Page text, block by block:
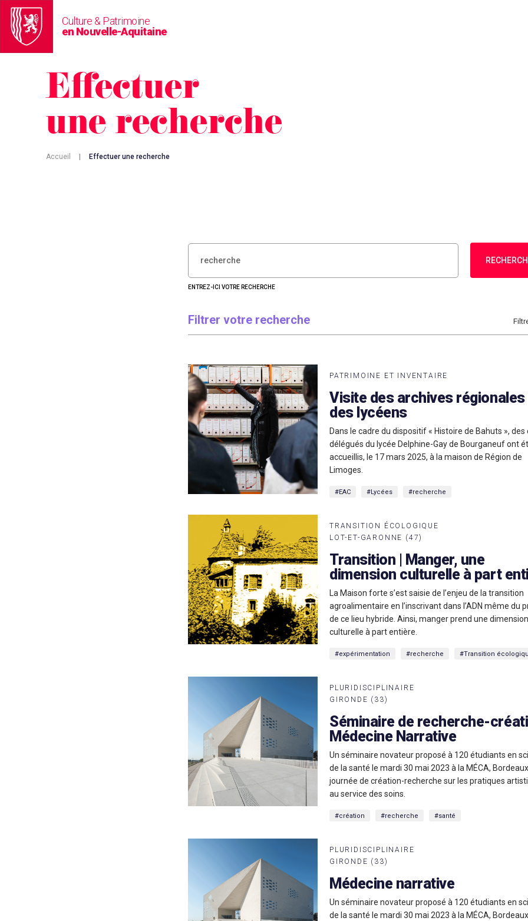
Culture & Patrimoine
en Nouvelle-Aquitaine
Effectuer
une recherche
Accueil Effectuer une recherche
RECHERCHER :
ENTREZ-ICI VOTRE RECHERCHE
Filtrer votre recherche
PATRIMOINE ET INVENTAIRE
Visite des archives régionales
des lycéens
Dans le cadre du dispositif « Histoire de Bahuts », des
délégués du lycée Delphine-Gay de Bourganeuf ont
accueillis, le 17 mars 2025, à la maison de Région de
Limoges.
#EAC #Lycées #recherche
TRANSITION ÉCOLOGIQUE
LOT-ET-GARONNE (47)
Transition | Manger, une
dimension culturelle à part
La Maison forte s’est saisie de l’enjeu de la transition
agroalimentaire en l’inscrivant dans l’ADN même du
de ce lieu hybride. Ainsi, manger prend une dimension
culturelle à part entière.
#expérimentation #recherche #Transition
PLURIDISCIPLINAIRE
GIRONDE (33)
Séminaire de recherche-
Médecine Narrative
Un séminaire novateur proposé à 120 étudiants en
de la santé le mardi 30 mai 2023 à la MÉCA,
journée de création-recherche sur les pratiques
au service des soins.
#création #recherche #santé
PLURIDISCIPLINAIRE
GIRONDE (33)
Médecine narrative
Un séminaire novateur proposé à 120 étudiants en
de la santé le mardi 30 mai 2023 à la MÉCA,